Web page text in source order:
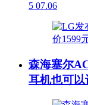
5 07.06
森海塞尔
耳机也可